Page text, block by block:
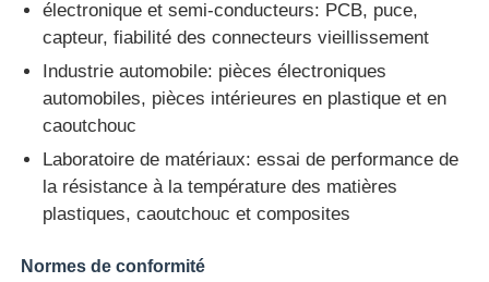
Machine d'essai d'abrasion
équipement d'essai en caoutchouc
Équipement d'essai de chaussures
électronique et semi-conducteurs: PCB, puce,
capteur, fiabilité des connecteurs vieillissement
Industrie automobile: pièces électroniques
automobiles, pièces intérieures en plastique et en
caoutchouc
Laboratoire de matériaux: essai de performance de
la résistance à la température des matières
plastiques, caoutchouc et composites
Normes de conformité